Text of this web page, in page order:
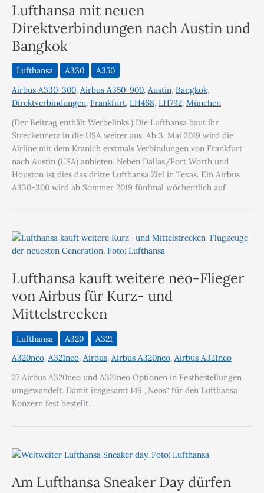
Lufthansa mit neuen
Direktverbindungen nach Austin und
Bangkok
Lufthansa A330
A350
Airbus A330-300, Airbus A350-900, Austin, Bangkok,
Direktverbindungen, Frankfurt, LH468, LH792, München
(Der Beitrag enthält Werbelinks.) Die Lufthansa baut ihr
Streckennetz in die USA weiter aus. Ab 3. Mai 2019 wird die
Airline mit dem Kranich erstmals Verbindungen von Frankfurt
nach Austin (USA) anbieten. Neben Dallas/Fort Worth und
Houston ist dies das dritte Lufthansa Ziel in Texas. Ein Airbus
A330-300 wird ab Sommer 2019 fünfmal wöchentlich auf
Lufthansa kauft weitere neo-Flieger
von Airbus für Kurz- und
Mittelstrecken
Lufthansa A320
A321
A320neo, A321neo, Airbus, Airbus A320neo, Airbus A321neo
27 Airbus A320neo und A321neo Optionen in Festbestellungen
umgewandelt. Damit insgesamt 149 „Neos“ für den Lufthansa
Konzern fest bestellt.
Am Lufthansa Sneaker Day dürfen